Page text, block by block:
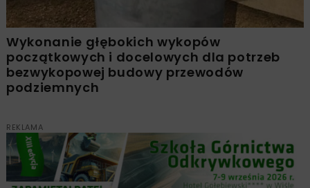
Wykonanie głębokich wykopów
początkowych i docelowych dla potrzeb
bezwykopowej budowy przewodów
podziemnych
REKLAMA